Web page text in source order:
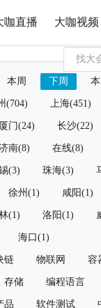
咖直播 大咖视频
本周 下周
(704) 上海(451)
厦门(24) 长沙(22)
南(8) 在线(8)
(3) 珠海(3)
徐州(1) 咸阳(1)
(1) 洛阳(1)
海口(1)
链 物联网 容
存储 编程语言
品 软件测试